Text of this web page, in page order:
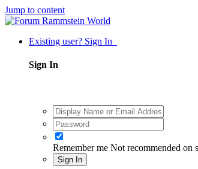
Jump to content
Existing user? Sign In
Sign In
Remember me Not recommended on
Sign In